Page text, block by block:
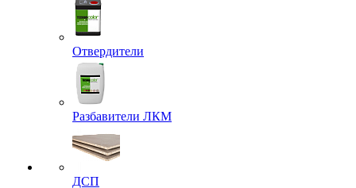
Отвердители
Разбавители ЛКМ
ДСП